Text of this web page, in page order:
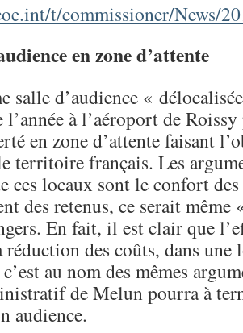
t/commissioner/News/
en zone d’attente
salle d’audience «
à l’aéroport de
en zone d’attente faisant
territoire français. Les
ces locaux sont le confort
des retenus, ce serait
En fait, il est clair que
réduction des coûts, dans
au nom des mêmes
de Melun pourra à
audience.